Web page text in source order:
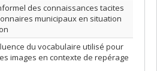
des connaissances tacites
municipaux en situation
du vocabulaire utilisé pour
images en contexte de repérage